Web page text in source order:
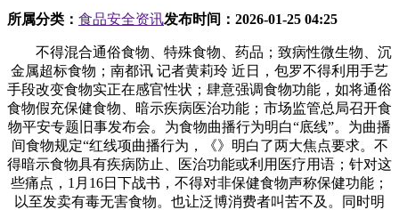
所属分类： 食品安全资讯发布时间： 2026-01-25 04:25
不得混合通俗食物、特殊食物、药品；致病性微生物、沉
金属超标食物；南都讯 记者黄莉玲 近日，包罗不得利用手艺
手段改变食物实正在感官性状；肆意强调食物功能，如将通俗
食物假充保健食物、暗示疾病医治功能；市场监管总局召开食
物平安专题旧事发布会。为食物曲播行为明白“底线”。为曲播
间食物规定“红线项曲播行为，《》明白了两大焦点要求。不
得暗示食物具有疾病防止、医治功能或利用医疗用语；针对这
些痛点，1月16日下战书，不得对非保健食物声称保健功能；
以至发卖有毒无害食物。也让泛博消费者叫苦不及。同时明